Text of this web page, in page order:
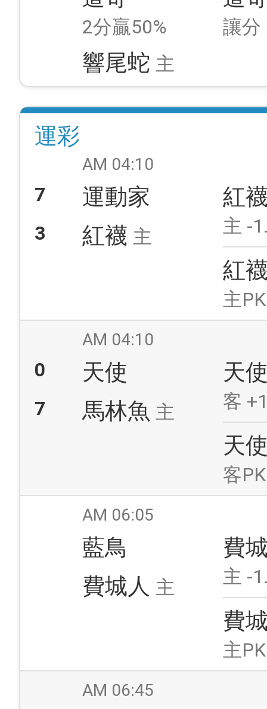
2分贏50%
響尾蛇 主
讓分
運彩
AM 04:10
7 運動家
3 紅襪 主
紅
主 -
紅
主PK
AM 04:10
0 天使
7 馬林魚 主
天
客
天
客PK
AM 06:05
藍鳥
費城人 主
費
主 -
費
主PK
AM 06:45